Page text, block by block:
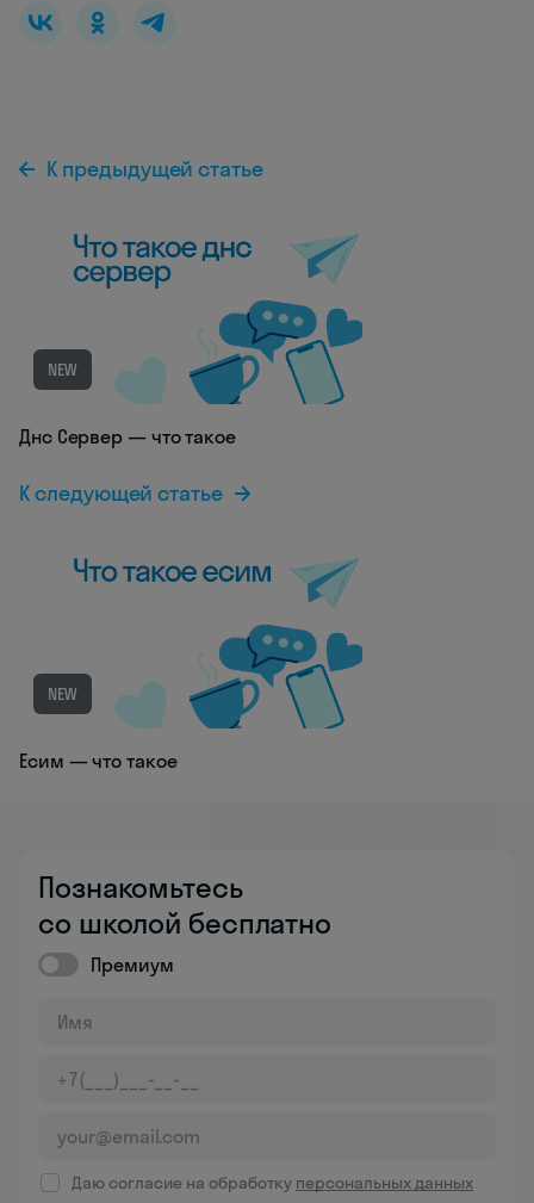
К предыдущей статье
NEW
Днс Сервер — что такое
К следующей статье
NEW
Есим — что такое
Познакомьтесь
со школой бесплатно
Премиум
Даю согласие на обработку персональных данных